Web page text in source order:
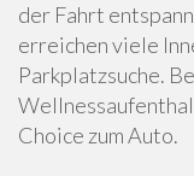
der Fahrt
erreichen viele
Parkplatzsuche.
Choice zum Auto.